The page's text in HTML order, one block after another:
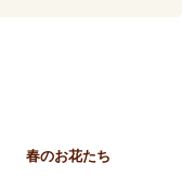
春のお花たち